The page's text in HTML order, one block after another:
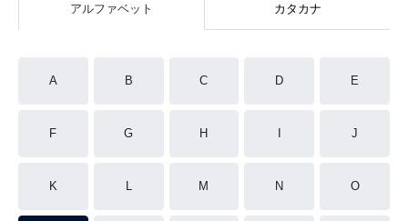
アルファベット カタカナ
A B C D E
F G H J
K L M N O